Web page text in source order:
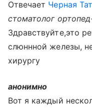
Отвечает Черная
стоматолог
Здравствуйте,это
слюннной железы,
хирургу
анонимно
Вот я каждый